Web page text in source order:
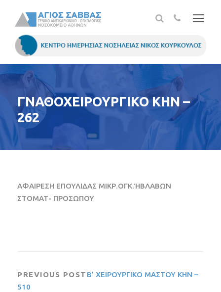
ΓΝΑΘΟΧΕΙΡΟΥΡΓΙΚΟ ΚΗΝ –
262
ΑΦΑΙΡΕΣΗ ΕΠΟΥΛΙΔΑΣ ΜΙΚΡ.ΟΓΚ.ΉΒΛΑΒΩΝ
ΣΤΟΜΑΤ- ΠΡΟΣΩΠΟΥ
PREVIOUS POST Β’ ΧΕΙΡΟΥΡΓΙΚΟ ΜΑΣΤΟΥ ΚΗΝ –
510